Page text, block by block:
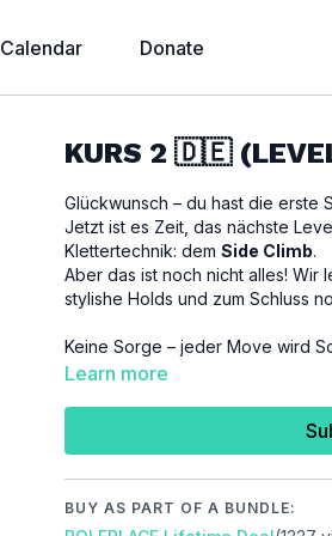
Calendar Donate
KURS 2 🇩🇪
Glückwunsch – du hast die erste
Jetzt ist es Zeit, das nächste
Klettertechnik: demSide Climb.
Aber das ist noch nicht alles! Wir lernen außerdem einen coolen
stylishe Holds und zum Schluss
Keine Sorge – jeder Move wird
Tempo gezeigt. So kannst du
In dieser Stunde lernst du
WICHTIG:Achte beim Training
Learn more
BUY AS PART OF A BUNDLE: